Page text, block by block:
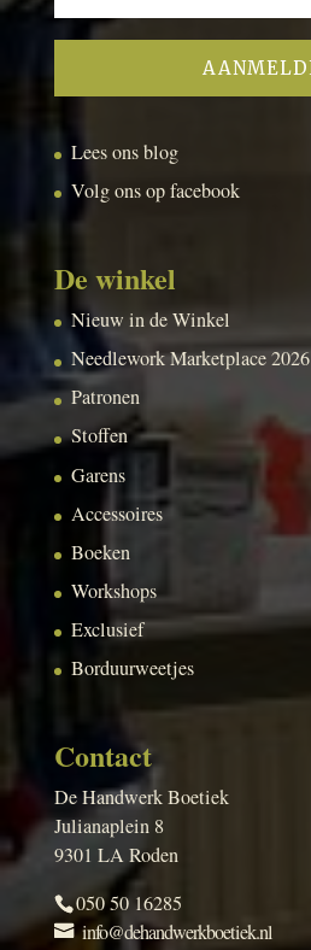
Lees ons blog
Volg ons op facebook
De winkel
Nieuw in de Winkel
Needlework Marketplace 2026
Patronen
Stoffen
Garens
Accessoires
Boeken
Workshops
Exclusief
Borduurweetjes
Contact
De Handwerk Boetiek
Julianaplein 8
9301 LA Roden
050 50 16285
info@dehandwerkboetiek.nl